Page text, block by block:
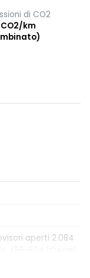
di CO2
km
aperti 2.084